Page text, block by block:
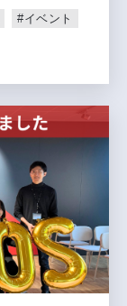
#イベント